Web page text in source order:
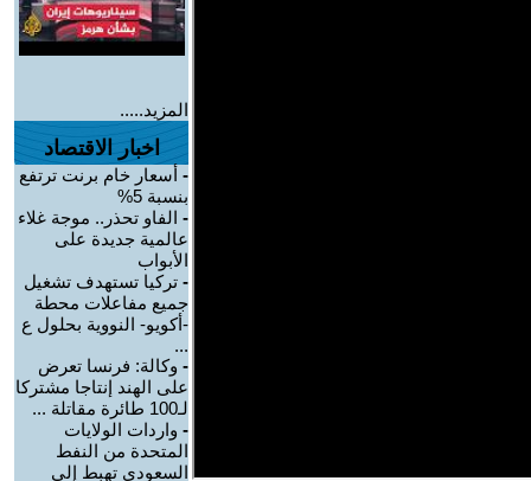
المزيد.....
اخبار الاقتصاد
- أسعار خام برنت ترتفع
بنسبة 5%
- الفاو تحذر.. موجة غلاء
عالمية جديدة على
الأبواب
- تركيا تستهدف تشغيل
جميع مفاعلات محطة
-أكويو- النووية بحلول ع
...
- وكالة: فرنسا تعرض
على الهند إنتاجا مشتركا
لـ100 طائرة مقاتلة ...
- واردات الولايات
المتحدة من النفط
السعودي تهبط إلى